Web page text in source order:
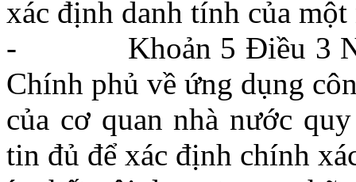
xác định danh tính của
- Khoản 5 Điều 3 Nghị
Chính phủ về ứng dụng
của cơ quan nhà nước
tin đủ để xác định chính